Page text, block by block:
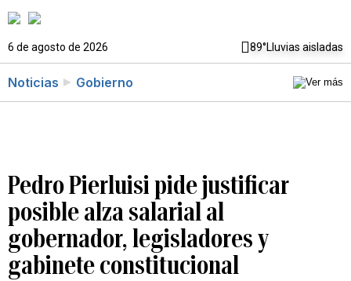
6 de agosto de 2026 89°Lluvias aisladas
Noticias Gobierno
Pedro Pierluisi pide justificar
posible alza salarial al
gobernador, legisladores y
gabinete constitucional